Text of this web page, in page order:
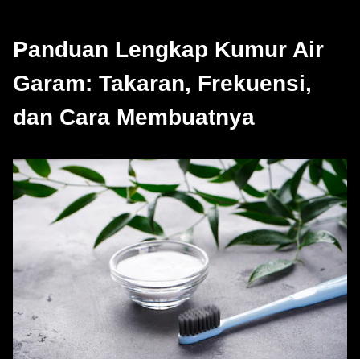
Panduan Lengkap Kumur Air
Garam: Takaran, Frekuensi,
dan Cara Membuatnya